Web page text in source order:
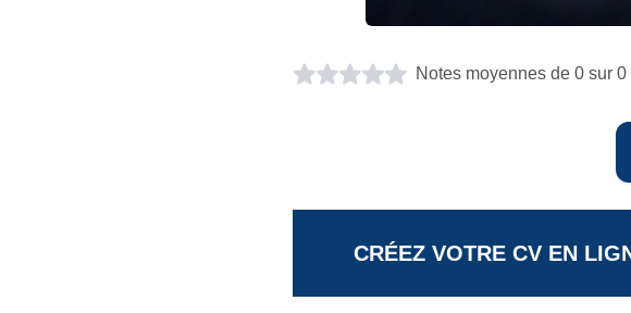
Notes moyennes de 0 sur 0
CRÉEZ VOTRE CV EN